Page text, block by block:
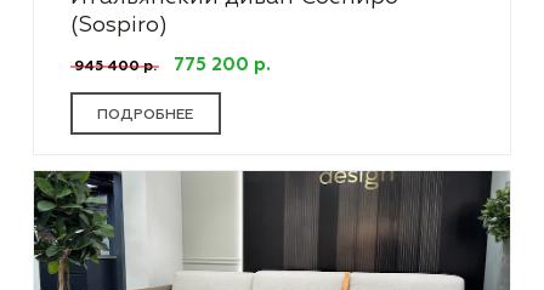
(Sospiro)
945 400 р. 775 200 р.
ПОДРОБНЕЕ